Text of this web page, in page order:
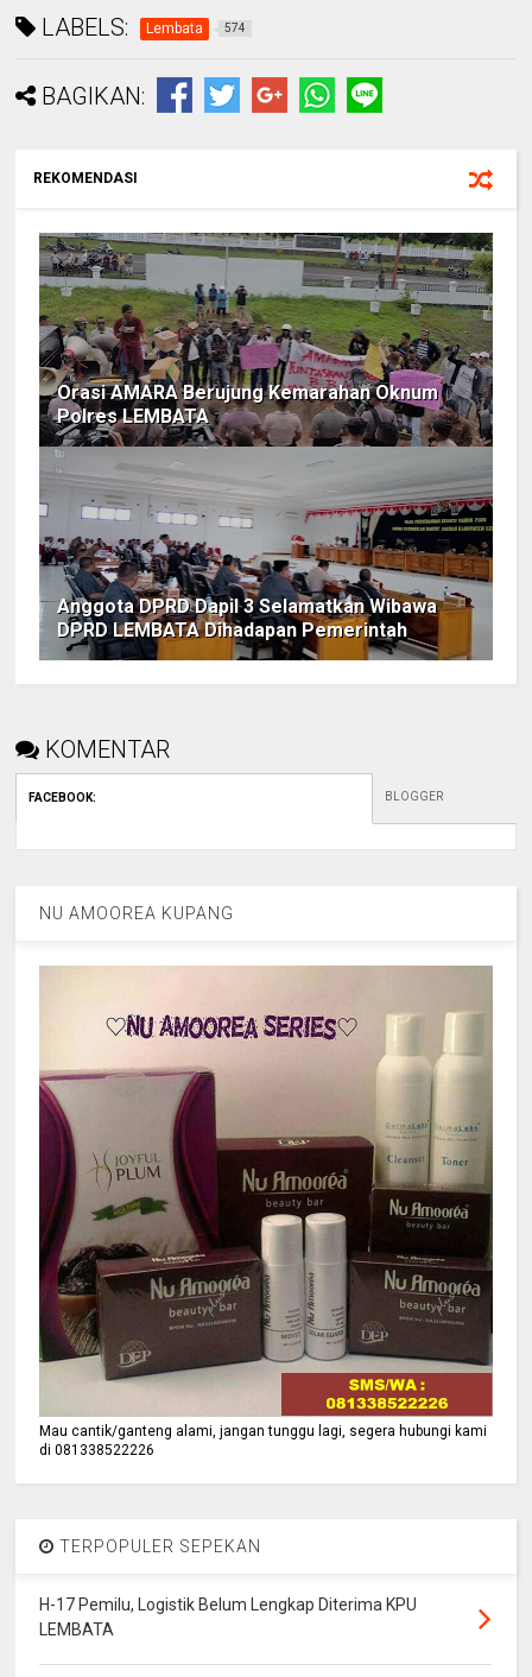
LABELS: Lembata 574
BAGIKAN:
REKOMENDASI
Orasi AMARA Berujung Kemarahan Oknum
Polres LEMBATA
Anggota DPRD Dapil 3 Selamatkan Wibawa
DPRD LEMBATA Dihadapan Pemerintah
KOMENTAR
FACEBOOK: BLOGGER
NU AMOOREA KUPANG
Mau cantik/ganteng alami, jangan tunggu lagi, segera hubungi kami
di 081338522226
TERPOPULER SEPEKAN
H-17 Pemilu, Logistik Belum Lengkap Diterima KPU
LEMBATA